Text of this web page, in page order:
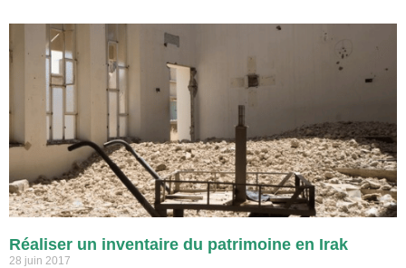
Réaliser un inventaire du patrimoine en Irak
28 juin 2017